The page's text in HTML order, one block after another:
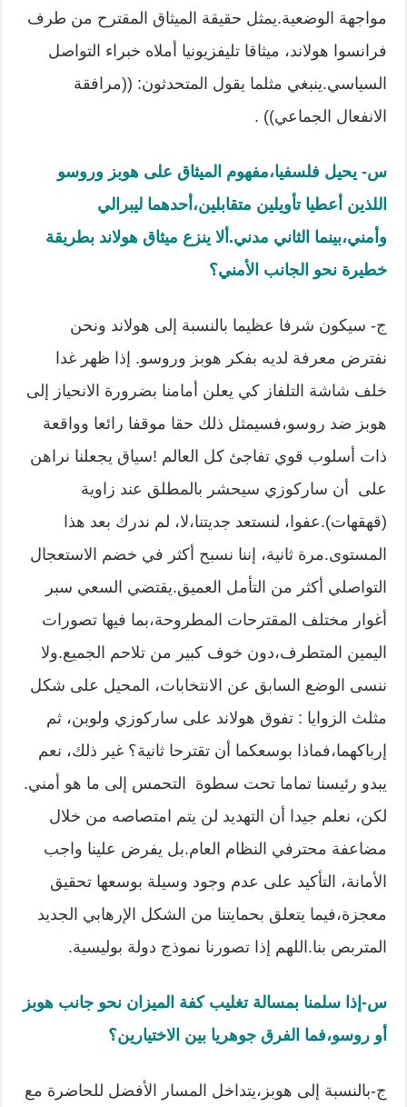
مواجهة الوضعية.يمثل حقيقة الميثاق المقترح من طرف
فرانسوا هولاند، ميثاقا تليفزيونيا أملاه خبراء التواصل
السياسي.ينبغي مثلما يقول المتحدثون: ((مرافقة
الانفعال الجماعي)) .
س- يحيل فلسفيا،مفهوم الميثاق على هوبز وروسو
اللذين أعطيا تأويلين متقابلين،أحدهما ليبرالي
وأمني،بينما الثاني مدني. ألا ينزع ميثاق هولاند بطريقة
خطيرة نحو الجانب الأمني؟
ج- سيكون شرفا عظيما بالنسبة إلى هولاند ونحن
نفترض معرفة لديه بفكر هوبز وروسو. إذا ظهر غدا
خلف شاشة التلفاز كي يعلن أمامنا بضرورة الانحياز إلى
هوبز ضد روسو،فسيمثل ذلك حقا موقفا رائعا وواقعة
ذات أسلوب قوي تفاجئ كل العالم !سياق يجعلنا نراهن
على أن ساركوزي سيحشر بالمطلق عند زاوية
(قهقهات).عفوا، لنستعد جديتنا،لا، لم ندرك بعد هذا
المستوى.مرة ثانية، إننا نسبح أكثر في خضم الاستعجال
التواصلي أكثر من التأمل العميق.يقتضي السعي سبر
أغوار مختلف المقترحات المطروحة،بما فيها تصورات
اليمين المتطرف،دون خوف كبير من تلاحم الجميع.ولا
ننسى الوضع السابق عن الانتخابات، المحيل على شكل
مثلث الزوايا : تفوق هولاند على ساركوزي ولوبن، ثم
إرباكهما،فماذا بوسعكما أن تقترحا ثانية؟ غير ذلك، نعم
يبدو رئيسنا تماما تحت سطوة التحمس إلى ما هو أمني.
لكن، نعلم جيدا أن التهديد لن يتم امتصاصه من خلال
مضاعفة محترفي النظام العام.بل يفرض علينا واجب
الأمانة، التأكيد على عدم وجود وسيلة بوسعها تحقيق
معجزة،فيما يتعلق بحمايتنا من الشكل الإرهابي الجديد
المتربص بنا.اللهم إذا تصورنا نموذج دولة بوليسية.
س-إذا سلمنا بمسالة تغليب كفة الميزان نحو جانب هوبز
أو روسو،فما الفرق جوهريا بين الاختيارين؟
ج-بالنسبة إلى هوبز،يتداخل المسار الأفضل للحاضرة مع